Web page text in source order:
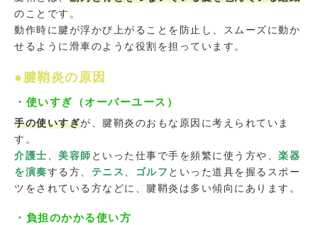
のことです。
動作時に腱が浮かび上がることを防止し、スムーズに動か
せるように滑車のような役割を担っています。
●腱鞘炎の原因
・使いすぎ（オーバーユース）
手の使いすぎが、腱鞘炎のおもな原因に考えられていま
す。
介護士、 美容師 といった仕事で手を頻繁に使う方や、 楽器
を演奏する方、 テニス、 ゴルフ といった道具を握るスポー
ツをされている方などに、腱鞘炎は多い傾向にあります。
・負担のかかる使い方